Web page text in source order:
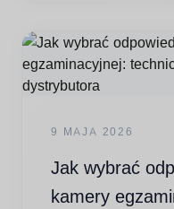
9 MAJA 2026
Jak wybrać
kamery